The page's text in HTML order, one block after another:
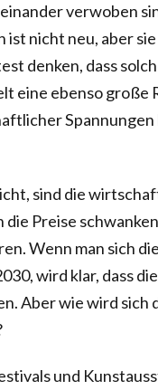
verwoben
nicht neu, aber
denken, dass
eine ebenso große
sind die
Preise
Wenn man sich
wird klar, dass
Aber wie wird sich
und